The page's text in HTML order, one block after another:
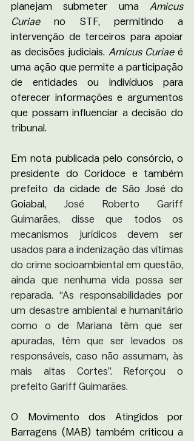
planejam submeter uma Amicus
Curiae no STF, permitindo a
intervenção de terceiros para apoiar
as decisões judiciais. Amicus Curiae é
uma ação que permite a participação
de entidades ou indivíduos para
oferecer informações e argumentos
que possam influenciar a decisão do
tribunal.
Em nota publicada pelo consórcio, o
presidente do Coridoce e também
prefeito da cidade de São José do
Goiabal , José Roberto Gariff
Guimarães, disse que todos os
mecanismos jurídicos devem ser
usados para a indenização das vítimas
do crime socioambiental em questão,
ainda que nenhuma vida possa ser
reparada. “As responsabilidades por
um desastre ambiental e humanitário
como o de Mariana têm que ser
apuradas, têm que ser levados os
responsáveis, caso não assumam, às
mais altas Cortes”. Reforçou o
prefeito Gariff Guimarães.
O Movimento dos Atingidos por
Barragens (MAB) também criticou a